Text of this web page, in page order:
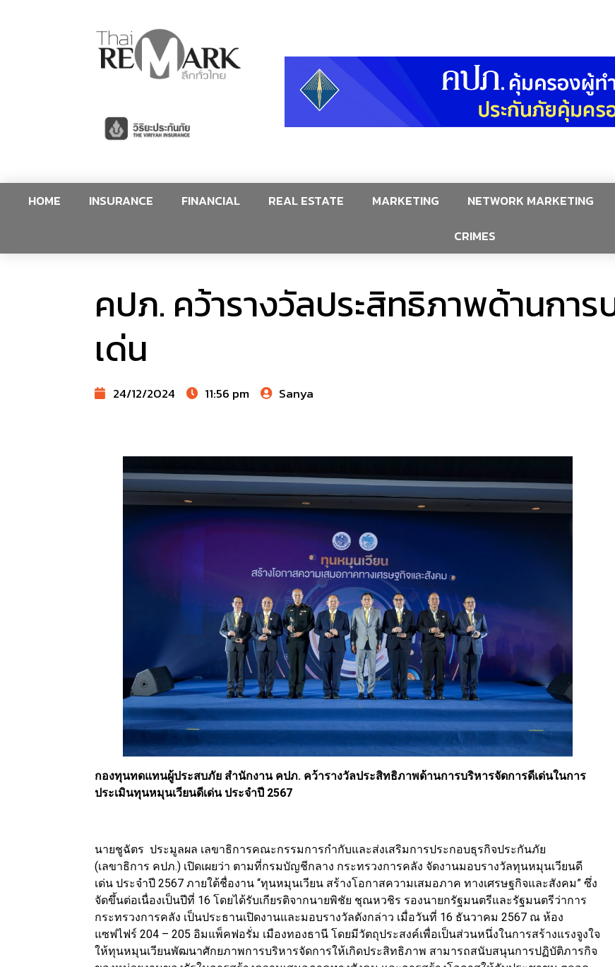
HOME INSURANCE FINANCIAL REAL ESTATE MARKETING NETWORK MARKETING
CRIMES
คปภ. คว้ารางวัลประสิทธิภาพด้านกา
เด่น
24/12/2024 11:56 pm Sanya
กองทุนทดแทนผู้ประสบภัย สำนักงาน คปภ. คว้ารางวัลประสิทธิภาพด้านการบริหารจัดการดีเด่นในการ
ประเมินทุนหมุนเวียนดีเด่น ประจำปี 2567
นายชูฉัตร ประมูลผล เลขาธิการคณะกรรมการกำกับและส่งเสริมการประกอบธุรกิจประกันภัย
(เลขาธิการ คปภ.) เปิดเผยว่า ตามที่กรมบัญชีกลาง กระทรวงการคลัง จัดงานมอบรางวัลทุนหมุนเวียนดี
เด่น ประจำปี 2567 ภายใต้ชื่องาน “ทุนหมุนเวียน สร้างโอกาสความเสมอภาค ทางเศรษฐกิจและสังคม” ซึ่ง
จัดขึ้นต่อเนื่องเป็นปีที่ 16 โดยได้รับเกียรติจากนายพิชัย ชุณหวชิร รองนายกรัฐมนตรีและรัฐมนตรีว่าการ
กระทรวงการคลัง เป็นประธานเปิดงานและมอบรางวัลดังกล่าว เมื่อวันที่ 16 ธันวาคม 2567 ณ ห้อง
แซฟไฟร์ 204 – 205 อิมแพ็คฟอรั่ม เมืองทองธานี โดยมีวัตถุประสงค์เพื่อเป็นส่วนหนึ่งในการสร้างแรงจูงใจ
ให้ทุนหมุนเวียนพัฒนาศักยภาพการบริหารจัดการให้เกิดประสิทธิภาพ สามารถสนับสนุนการปฏิบัติภารกิจ